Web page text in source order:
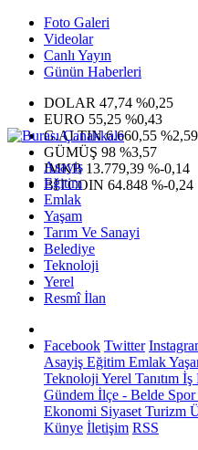
Foto Galeri
Videolar
Canlı Yayın
Günün Haberleri
DOLAR 47,74 %0,25
EURO 55,25 %0,43
G.ALTIN6.660,55 %2,59
GÜMÜŞ 98 %3,57
IMKB 13.779,39 %-0,14
BITCOIN 64.848 %-0,24
Asayiş
Eğitim
Emlak
Yaşam
Tarım Ve Sanayi
Belediye
Teknoloji
Yerel
Resmî İlan
Facebook Twitter
Asayiş Eğitim Emlak
Teknoloji Yerel Tanıtım İş
Gündem İlçe - Belde Spor
Ekonomi Siyaset Turizm
Künye İletişim RSS